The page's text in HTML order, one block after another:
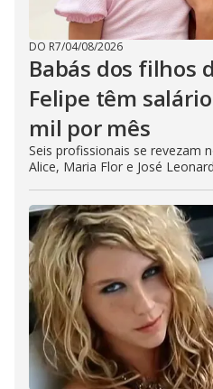
DO R7/04/08/2026
Babás dos filhos
Felipe têm
mil por mês
Seis profissionais se revezam
Alice, Maria Flor e José